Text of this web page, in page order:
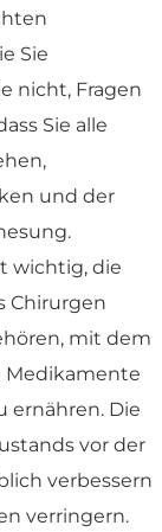
Sie
nicht, Fragen
Sie alle
und der
wichtig, die
Chirurgen
mit dem
Medikamente
ernähren. Die
vor der
verbessern
verringern.